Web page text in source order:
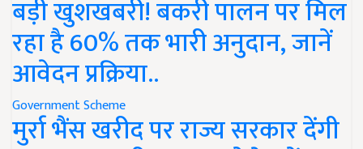
बड़ी खुशखबरी! बकरी पालन पर मिल
रहा है 60% तक भारी अनुदान, जानें
आवेदन प्रक्रिया..
Government Scheme
मुर्रा भैंस खरीद पर राज्य सरकार देंगी